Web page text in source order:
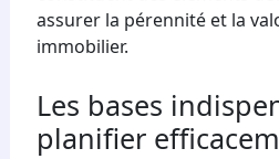
assurer la pérennité et la
immobilier.
Les bases
planifier